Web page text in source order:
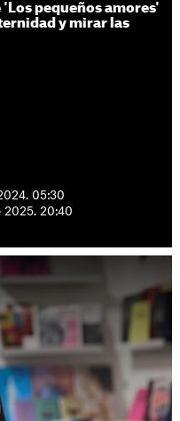
pequeños amores'
y mirar las
05:30
2025. 20:40